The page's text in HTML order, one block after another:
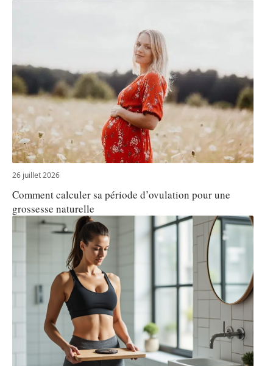
26 juillet 2026
Comment calculer sa période d’ovulation pour une
grossesse naturelle